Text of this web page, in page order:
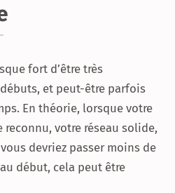
fort d’être très
et peut-être parfois
En théorie, lorsque votre
reconnu, votre réseau solide,
devriez passer moins de
début, cela peut être